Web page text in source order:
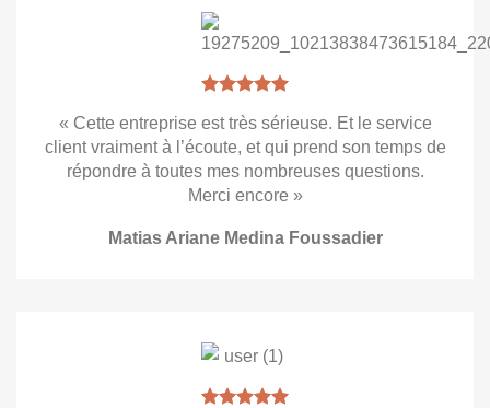
« Cette entreprise est très sérieuse. Et le service
client vraiment à l’écoute, et qui prend son temps de
répondre à toutes mes nombreuses questions.
Merci encore »
Matias Ariane Medina Foussadier